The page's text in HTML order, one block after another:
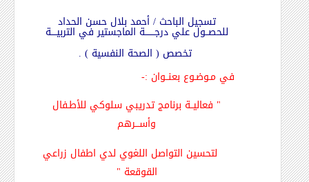
تسجيل الباحث / أحمد بلال حسن الحداد
للحصــول علي درجـــــــة الماجستير في التربيــــة
تخصص ( الصحة النفسية ) .
في مـوضـوع بعنــوان :-
" فعاليــة برنامج تدريبي سلوكي للأطـفال
وأســـرهم
لتحسين التواصل اللغوي لدي اطفال زراعي
القوقعة "